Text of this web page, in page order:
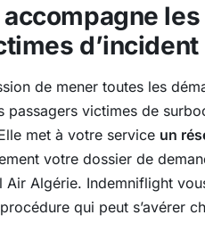
les
d’incident
de mener toutes les
passagers victimes de
met à votre service un
votre dossier de
Air Algérie. Indemniflight
qui peut s’avérer